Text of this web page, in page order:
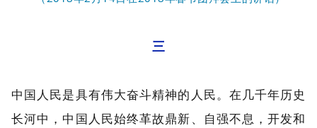
三
中国人民是具有伟大奋斗精神的人民。在几千年历史
长河中，中国人民始终革故鼎新、自强不息，开发和